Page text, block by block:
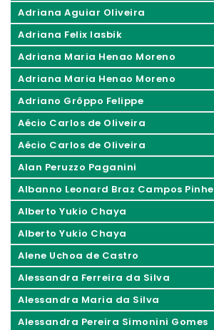
Adriana Aguiar Oliveira
Adriana Felix Iasbik
Adriana Maria Henao Moreno
Adriana Maria Henao Moreno
Adriano Grôppo Felippe
Aécio Carlos de Oliveira
Aécio Carlos de Oliveira
Alan Peruzzo Paganini
Albanno Leonard Braz Campos
Alberto Yukio Chaya
Alberto Yukio Chaya
Alene Uchoa de Castro
Alessandra Ferreira da Silva
Alessandra Maria da Silva
Alessandra Pereira Simonini Gomes